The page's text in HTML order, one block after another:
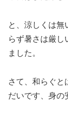
と、涼しくは無
らず暑さは厳し
ました。
さて、和らぐと
だいです、身の